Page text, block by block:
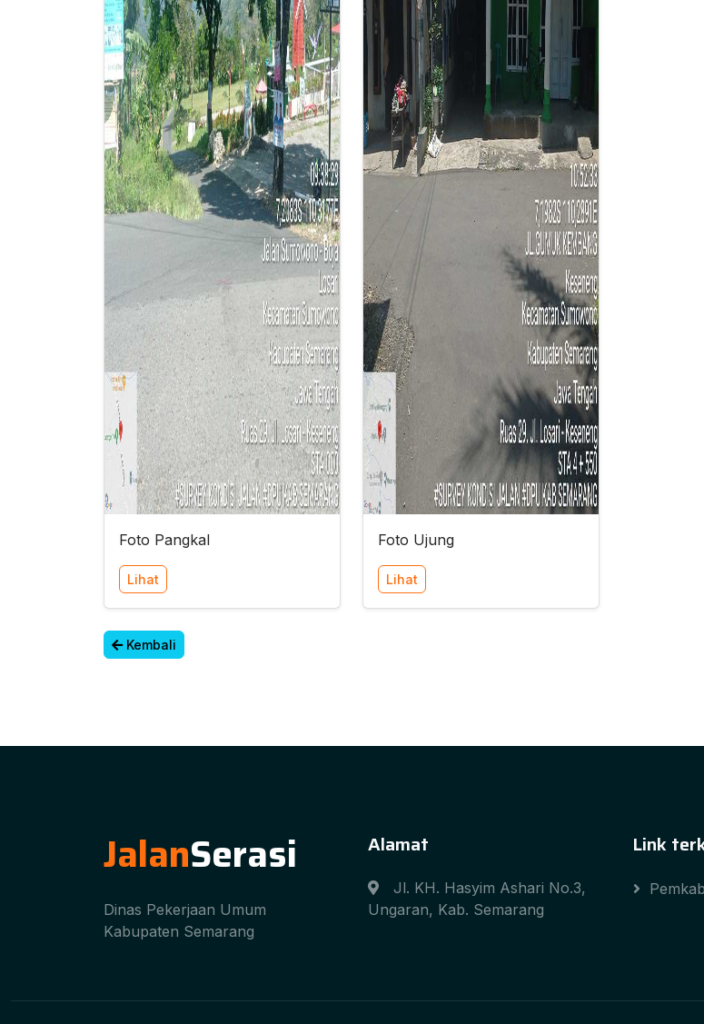
Foto Pangkal
Lihat
Foto Ujung
Lihat
Kembali
JalanSerasi
Dinas Pekerjaan Umum
Kabupaten Semarang
Alamat
Jl. KH. Hasyim Ashari No.3,
Ungaran, Kab. Semarang
Link